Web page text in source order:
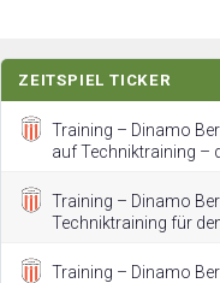
ZEITSPIEL TICKER
Training – Dinamo
auf Techniktraining –
Training – Dinamo
Techniktraining für
Training – Dinamo